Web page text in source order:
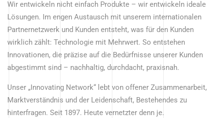
Wir entwickeln nicht einfach Produkte – wir entwickeln ideale
Lösungen. Im engen Austausch mit unserem internationalen
Partnernetzwerk und Kunden entsteht, was für den Kunden
wirklich zählt: Technologie mit Mehrwert. So entstehen
Innovationen, die präzise auf die Bedürfnisse unserer Kunden
abgestimmt sind – nachhaltig, durchdacht, praxisnah.
Unser „Innovating Network“ lebt von offener Zusammenarbeit,
Marktverständnis und der Leidenschaft, Bestehendes zu
hinterfragen. Seit 1897. Heute vernetzter denn je.